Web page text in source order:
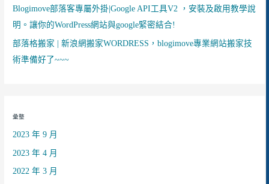
Blogimove部落客專屬外掛|Google API工具V2 ，安裝及啟用教學說
明。讓你的WordPress網站與google緊密結合!
部落格搬家 | 新浪網搬家WORDRESS，blogimove專業網站搬家技
術準備好了~~~
彙整
2023 年 9 月
2023 年 4 月
2022 年 3 月